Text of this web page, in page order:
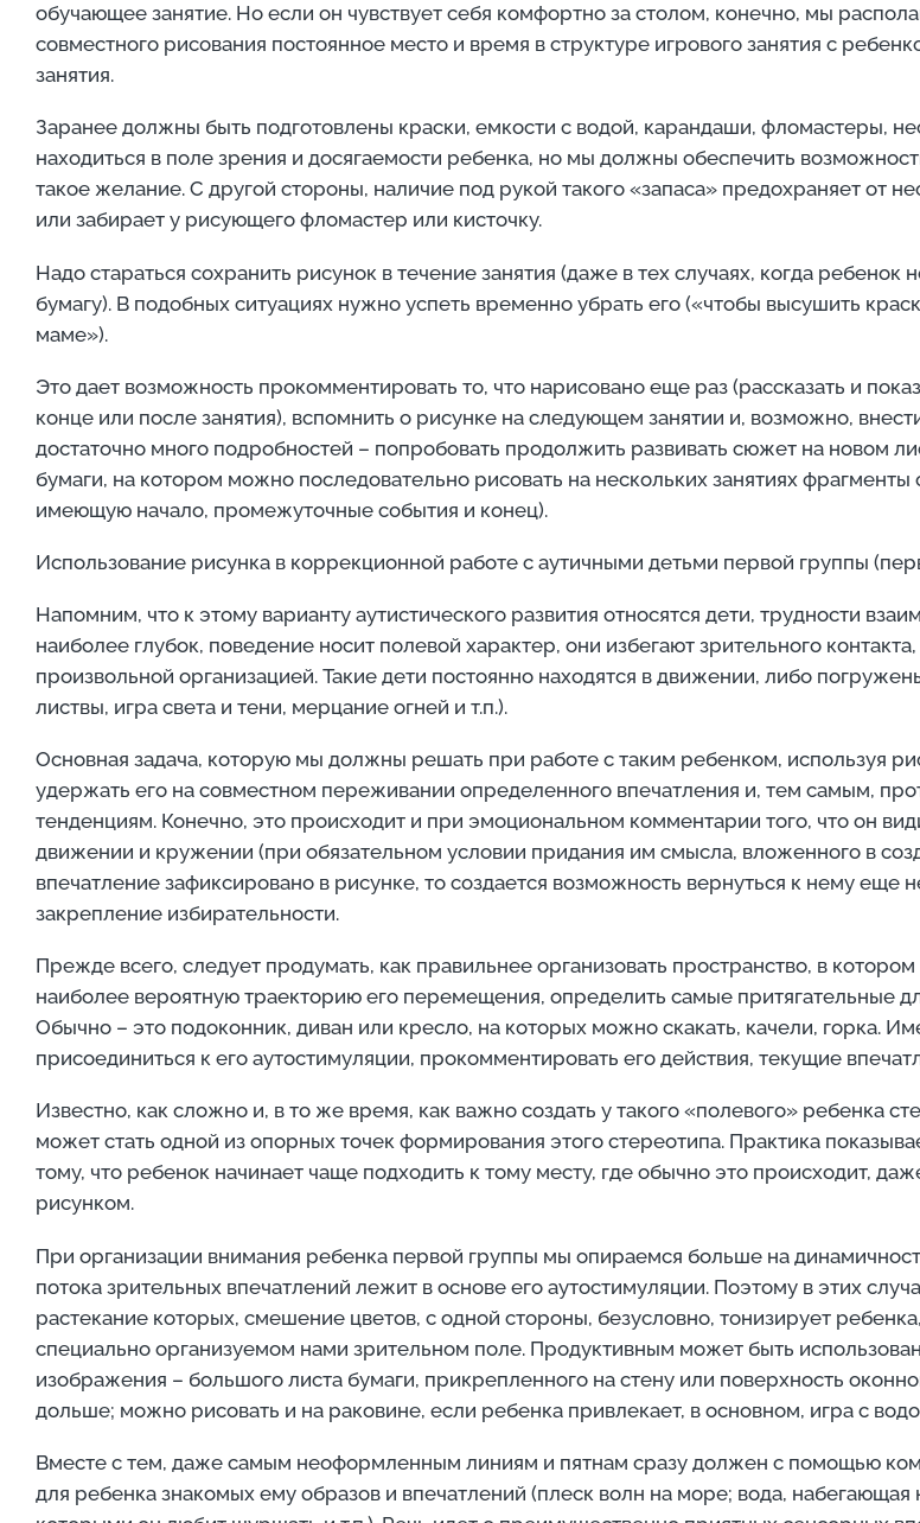
обучающее занятие. Но если он чувствует себя комфортно за столом, конечно, мы
совместного рисования постоянное место и время в структуре игрового занятия с
занятия.
Заранее должны быть подготовлены краски, емкости с водой, карандаши, фломастеры,
находиться в поле зрения и досягаемости ребенка, но мы должны обеспечить
такое желание. С другой стороны, наличие под рукой такого «запаса» предохраняет от
или забирает у рисующего фломастер или кисточку.
Надо стараться сохранить рисунок в течение занятия (даже в тех случаях, когда
бумагу). В подобных ситуациях нужно успеть временно убрать его («чтобы высушить
маме»).
Это дает возможность прокомментировать то, что нарисовано еще раз (рассказать и
конце или после занятия), вспомнить о рисунке на следующем занятии и, возможно,
достаточно много подробностей – попробовать продолжить развивать сюжет на новом
бумаги, на котором можно последовательно рисовать на нескольких занятиях
имеющую начало, промежуточные события и конец).
Использование рисунка в коррекционной работе с аутичными детьми первой группы
Напомним, что к этому варианту аутистического развития относятся дети, трудности
наиболее глубок, поведение носит полевой характер, они избегают зрительного
произвольной организацией. Такие дети постоянно находятся в движении, либо
листвы, игра света и тени, мерцание огней и т.п.).
Основная задача, которую мы должны решать при работе с таким ребенком, используя
удержать его на совместном переживании определенного впечатления и, тем самым,
тенденциям. Конечно, это происходит и при эмоциональном комментарии того, что он
движении и кружении (при обязательном условии придания им смысла, вложенного в
впечатление зафиксировано в рисунке, то создается возможность вернуться к нему
закрепление избирательности.
Прежде всего, следует продумать, как правильнее организовать пространство, в
наиболее вероятную траекторию его перемещения, определить самые притягательные
Обычно – это подоконник, диван или кресло, на которых можно скакать, качели, горка.
присоединиться к его аутостимуляции, прокомментировать его действия, текущие
Известно, как сложно и, в то же время, как важно создать у такого «полевого» ребенка
может стать одной из опорных точек формирования этого стереотипа. Практика
тому, что ребенок начинает чаще подходить к тому месту, где обычно это происходит,
рисунком.
При организации внимания ребенка первой группы мы опираемся больше на
потока зрительных впечатлений лежит в основе его аутостимуляции. Поэтому в этих
растекание которых, смешение цветов, с одной стороны, безусловно, тонизирует
специально организуемом нами зрительном поле. Продуктивным может быть
изображения – большого листа бумаги, прикрепленного на стену или поверхность
дольше; можно рисовать и на раковине, если ребенка привлекает, в основном, игра с
Вместе с тем, даже самым неоформленным линиям и пятнам сразу должен с помощью
для ребенка знакомых ему образов и впечатлений (плеск волн на море; вода,